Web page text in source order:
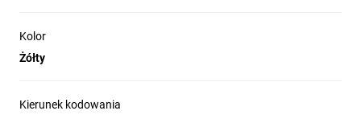
Kolor
Żółty
Kierunek kodowania